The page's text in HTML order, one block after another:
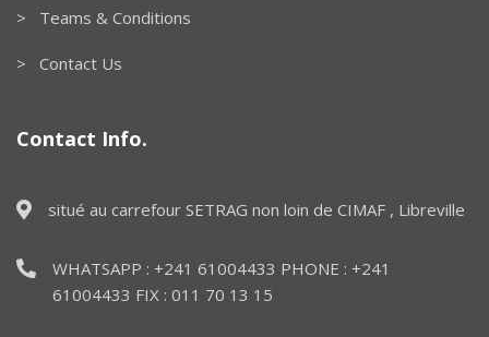
> Teams & Conditions
> Contact Us
Contact Info.
situé au carrefour SETRAG non loin de CIMAF , Libreville
WHATSAPP : +241 61004433 PHONE : +241
61004433 FIX : 011 70 13 15